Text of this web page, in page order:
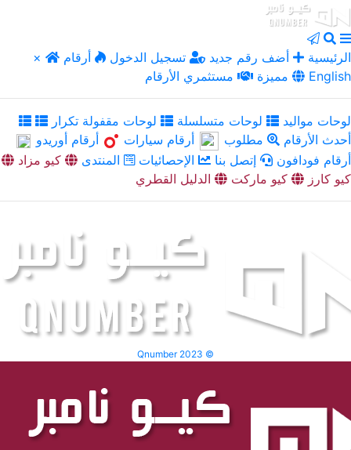
× الرئيسية أضف رقم جديد تسجيل الدخول
أرقام
مميزة
مستثمري الأرقام English
لوحات مواليد لوحات متسلسلة
لوحات مقفولة تكرار
أحدث الأرقام
مطلوب أرقام سيارات
أرقام أوريدو
أرقام فودافون
إتصل بنا الإحصائيات المنتدى
كيو مزاد
كيو كارز
كيو ماركت الدليل القطري
Qnumber 2023 ©